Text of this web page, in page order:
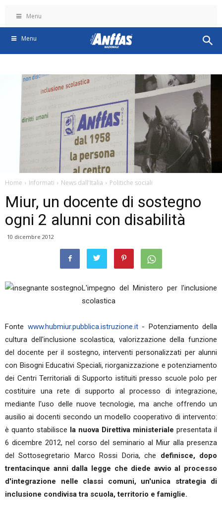
Menu
Menu
Home Informati News dall'Italia Politiche sociali
Miur, un docente di sostegno
ogni 2 alunni con disabilità
10 dicembre 2012
L'impegno del Ministero per l'inclusione
scolastica
Fonte www.hubmiur.pubblica.istruzione.it- Potenziamento della
cultura dell'inclusione scolastica, valorizzazione della funzione
del docente per il sostegno, interventi personalizzati per alunni
con Bisogni Educativi Speciali, riorganizzazione e potenziamento
dei Centri Territoriali di Supporto istituiti presso scuole polo per
costituire una rete di supporto al processo di integrazione,
mediante l'uso delle nuove tecnologie, ma anche offrendo un
ausilio ai docenti secondo un modello cooperativo di intervento:
è quanto stabilisce la nuova Direttiva ministeriale presentata il
6 dicembre 2012, nel corso del seminario al Miur alla presenza
del Sottosegretario Marco Rossi Doria, che definisce, dopo
trentacinque anni dalla legge che diede avvio al processo
d'integrazione nelle classi comuni, un'unica strategia di
inclusione condivisa tra scuola, territorio e famiglie.